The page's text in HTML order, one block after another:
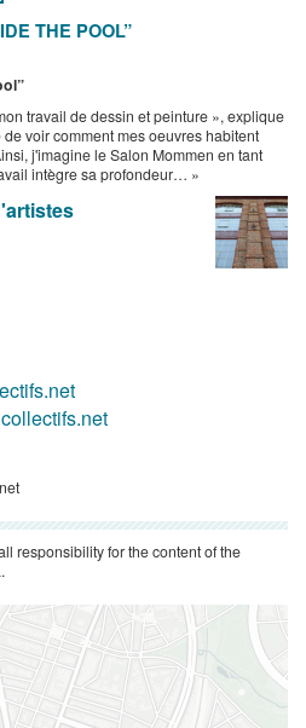
THE POOL”
travail de dessin et peinture », explique
de voir comment mes oeuvres habitent
j'imagine le Salon Mommen en tant
intègre sa profondeur… »
responsibility for the content of the